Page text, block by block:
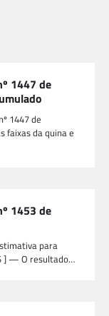
1447 de
1447 de
faixas da quina e
1453 de
para
] — O resultado…